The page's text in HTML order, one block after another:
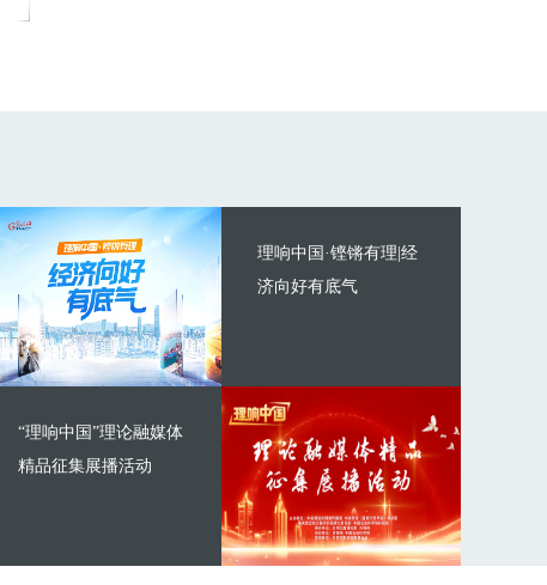
理响中国·铿锵有理|经
济向好有底气
“理响中国”理论融媒体
精品征集展播活动